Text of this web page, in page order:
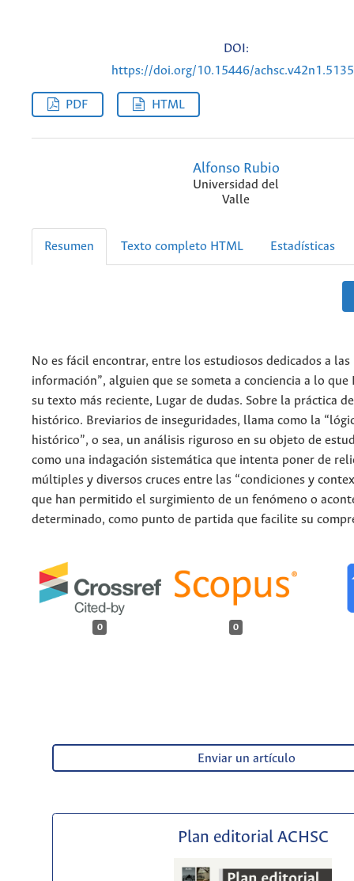
DOI:
https://doi.org/10.15446/
PDF HTML
Alfonso Rubio
Universidad del
Valle
Resumen Texto completo HTML Estadísticas
No es fácil encontrar, entre los estudiosos dedicados a las
información”, alguien que se someta a conciencia a lo que
su texto más reciente, Lugar de dudas. Sobre la práctica
histórico. Breviarios de inseguridades, llama como la
histórico”, o sea, un análisis riguroso en su objeto de
como una indagación sistemática que intenta poner de
múltiples y diversos cruces entre las “condiciones y
que han permitido el surgimiento de un fenómeno o
determinado, como punto de partida que facilite su
0 0
Enviar un artículo
Plan editorial ACHSC